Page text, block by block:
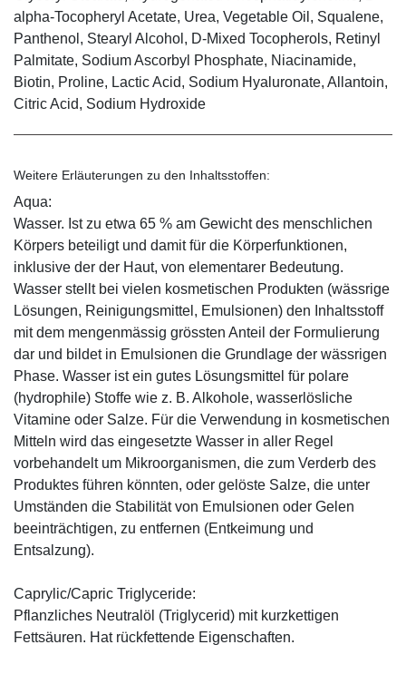
alpha-Tocopheryl Acetate, Urea, Vegetable Oil, Squalene,
Panthenol, Stearyl Alcohol, D-Mixed Tocopherols, Retinyl
Palmitate, Sodium Ascorbyl Phosphate, Niacinamide,
Biotin, Proline, Lactic Acid, Sodium Hyaluronate, Allantoin,
Citric Acid, Sodium Hydroxide
Weitere Erläuterungen zu den Inhaltsstoffen:
Aqua:
Wasser. Ist zu etwa 65 % am Gewicht des menschlichen
Körpers beteiligt und damit für die Körperfunktionen,
inklusive der der Haut, von elementarer Bedeutung.
Wasser stellt bei vielen kosmetischen Produkten (wässrige
Lösungen, Reinigungsmittel, Emulsionen) den Inhaltsstoff
mit dem mengenmässig grössten Anteil der Formulierung
dar und bildet in Emulsionen die Grundlage der wässrigen
Phase. Wasser ist ein gutes Lösungsmittel für polare
(hydrophile) Stoffe wie z. B. Alkohole, wasserlösliche
Vitamine oder Salze. Für die Verwendung in kosmetischen
Mitteln wird das eingesetzte Wasser in aller Regel
vorbehandelt um Mikroorganismen, die zum Verderb des
Produktes führen könnten, oder gelöste Salze, die unter
Umständen die Stabilität von Emulsionen oder Gelen
beeinträchtigen, zu entfernen (Entkeimung und
Entsalzung).
Caprylic/Capric Triglyceride:
Pflanzliches Neutralöl (Triglycerid) mit kurzkettigen
Fettsäuren. Hat rückfettende Eigenschaften.